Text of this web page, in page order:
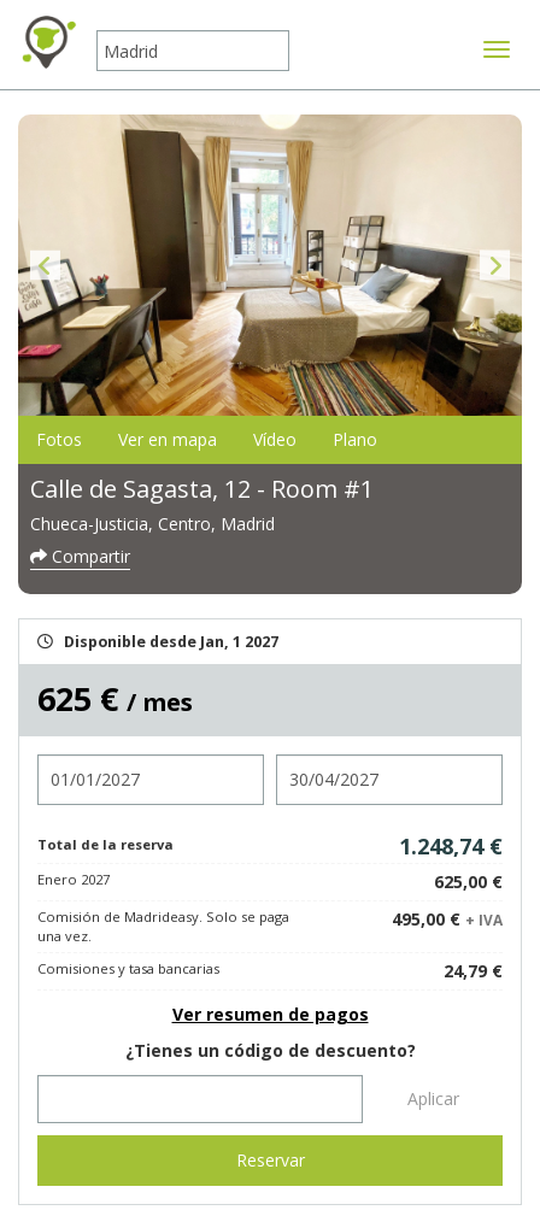
Fotos Ver en mapa Vídeo Plano
Calle de Sagasta, 12 - Room #1
Chueca-Justicia, Centro, Madrid
Compartir
Disponible desde Jan, 1 2027
625 € / mes
Total de la reserva 1.248,74 €
Enero 2027 625,00 €
Comisión de Madrideasy. Solo se paga
una vez.
495,00 € + IVA
Comisiones y tasa bancarias
24,79 €
Ver resumen de pagos
¿Tienes un código de descuento?
Aplicar
Reservar